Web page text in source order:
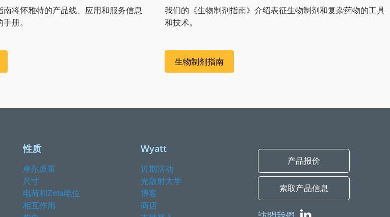
南将怀雅特的产品线、应用和服务信息
册。
我们的《生物制剂指南》介绍表征生物制剂和复杂药物的工具
和技术。
生物制剂指南
性质
摩尔质量
尺寸
电荷和Zeta电位
相互作用
Wyatt
近期活动
光散射大学
博客
商店
产品报价
索取产品信息